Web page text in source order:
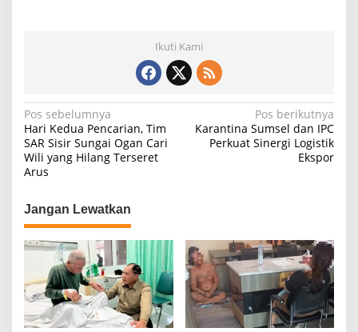
Ikuti Kami
N
a
v
g
a
s
i
p
o
Pos sebelumnya
Hari Kedua Pencarian, Tim
SAR Sisir Sungai Ogan Cari
Wili yang Hilang Terseret
Arus
Pos berikutnya
Karantina Sumsel dan IPC
Perkuat Sinergi Logistik
Ekspor
Jangan Lewatkan